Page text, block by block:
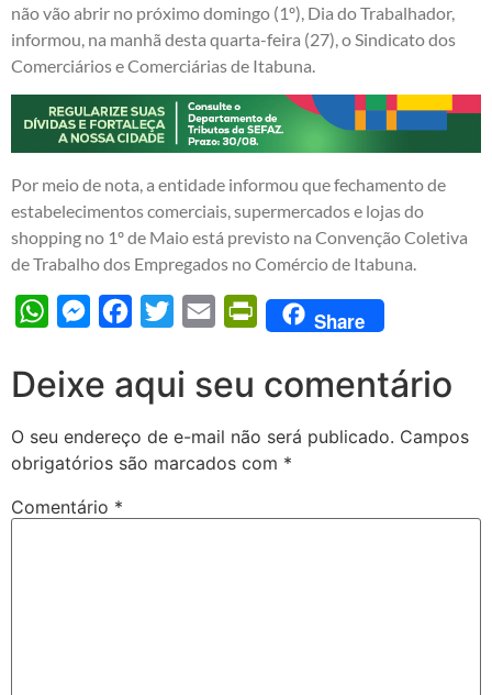
não vão abrir no próximo domingo (1º), Dia do Trabalhador,
informou, na manhã desta quarta-feira (27), o Sindicato dos
Comerciários e Comerciárias de Itabuna.
Por meio de nota, a entidade informou que fechamento de
estabelecimentos comerciais, supermercados e lojas do
shopping no 1º de Maio está previsto na Convenção Coletiva
de Trabalho dos Empregados no Comércio de Itabuna.
WhatsAppMessengerFacebook
Twitter Email PrintFriendly
Share
Deixe aqui seu comentário
O seu endereço de e-mail não será publicado. Campos
obrigatórios são marcados com *
Comentário *